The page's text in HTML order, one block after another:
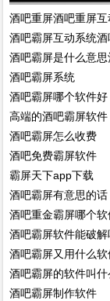
酒吧重屏酒吧重屏
酒吧霸屏互动系统
酒吧霸屏是什么意
酒吧霸屏系统
酒吧霸屏哪个软件好
高端的酒吧霸屏软件
酒吧霸屏怎么收费
酒吧免费霸屏软件
霸屏天下app下载
酒吧霸屏有意思的话
酒吧重金霸屏哪个软
酒吧霸屏软件能破解
酒吧霸屏又用什么软
酒吧霸屏的软件叫什
酒吧霸屏制作软件